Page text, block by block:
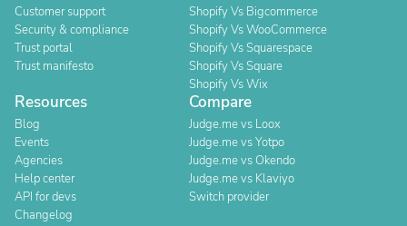
Customer support
Security & compliance
Trust portal
Trust manifesto
Shopify Vs Bigcommerce
Shopify Vs WooCommerce
Shopify Vs Squarespace
Shopify Vs Square
Shopify Vs Wix
Resources
Blog
Events
Agencies
Help center
API for devs
Changelog
Compare
Judge.me vs Loox
Judge.me vs Yotpo
Judge.me vs Okendo
Judge.me vs Klaviyo
Switch provider